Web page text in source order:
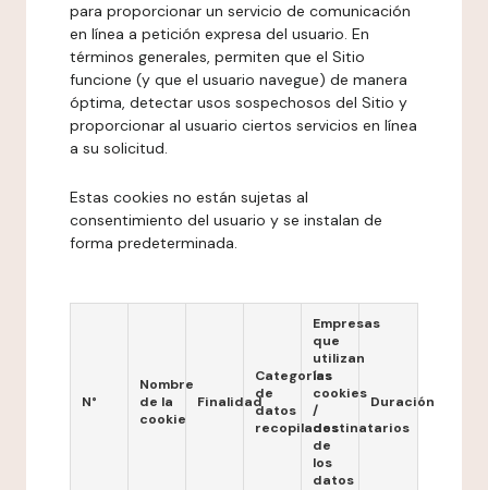
para proporcionar un servicio de comunicación
en línea a petición expresa del usuario. En
términos generales, permiten que el Sitio
funcione (y que el usuario navegue) de manera
óptima, detectar usos sospechosos del Sitio y
proporcionar al usuario ciertos servicios en línea
a su solicitud.
Estas cookies no están sujetas al
consentimiento del usuario y se instalan de
forma predeterminada.
N°
Nombre
de la
cookie
Finalidad
Categorías
de
datos
recopilados
Empresas
que
utilizan
las
cookies
/
destinatarios
de
los
datos
Duración